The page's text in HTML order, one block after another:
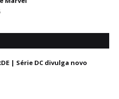
| Série DC divulga novo